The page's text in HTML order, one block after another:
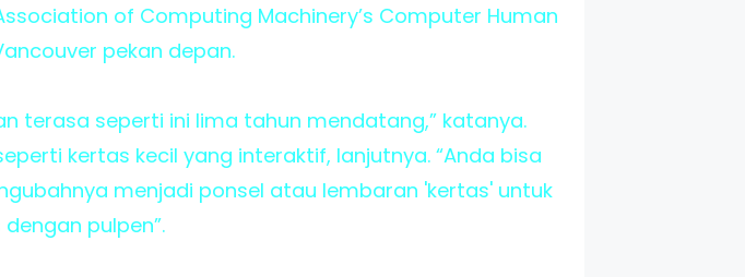
of Computing Machinery’s Computer Human
pekan depan.
terasa seperti ini lima tahun mendatang,” katanya.
kertas kecil yang interaktif, lanjutnya. “Anda bisa
menjadi ponsel atau lembaran 'kertas' untuk
pulpen”.